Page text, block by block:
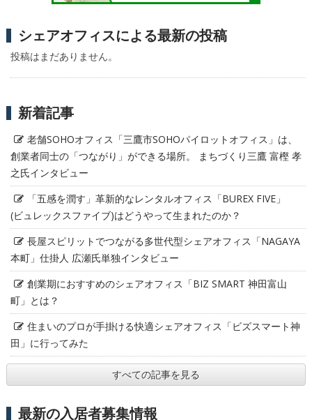
シェアオフィスによる最新の投稿
投稿はまだありません。
新着記事
老舗SOHOオフィス「三鷹市SOHOパイロットオフィス」は、
創業者同士の「つながり」ができる場所。 まちづくり三鷹 富樫 孝
之氏インタビュー
「五感を潤す」革新的なレンタルオフィス「BUREX FIVE」
(ビュレックスファイブ)はどうやって生まれたのか？
長屋スピリットでつながる多世代型シェアオフィス「NAGAYA
本町」仕掛人 広瀬氏単独インタビュー
創業期におすすめのシェアオフィス「BIZ SMART 神田富山
町」とは？
住まいのプロが手掛ける快適シェアオフィス「ビズスマート神
田」に行ってみた
すべての記事を見る
最新の入居者募集情報